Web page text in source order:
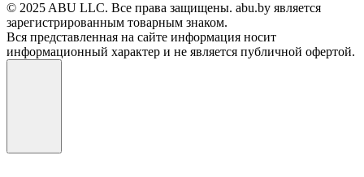
© 2025 ABU LLC. Все права защищены. abu.by является
зарегистрированным товарным знаком.
Вся представленная на сайте информация носит
информационный характер и не является публичной офертой.